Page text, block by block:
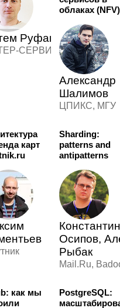
Руфанов
СЕРВИС
облаках (NFV)
Александр
Шалимов
ЦПИКС, МГУ
карт
Sharding:
patterns and
antipatterns
Осипов,
Рыбак
Mail.Ru,
как мы
PostgreSQL: